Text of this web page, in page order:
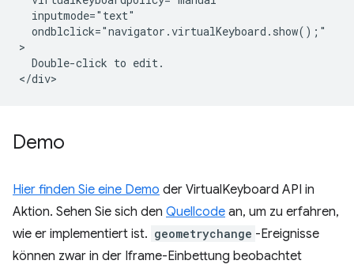
  inputmode="text"
  ondblclick="navigator.virtualKeyboard.show();"
>
  Double-click to edit.
Demo
Hier finden Sie eine Demo der VirtualKeyboard API in
Aktion. Sehen Sie sich den Quellcode an, um zu erfahren,
wie er implementiert ist. geometrychange -Ereignisse
können zwar in der Iframe-Einbettung beobachtet